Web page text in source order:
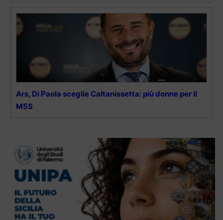
Ars, Di Paola sceglie Caltanissetta: più donne per il
M5S